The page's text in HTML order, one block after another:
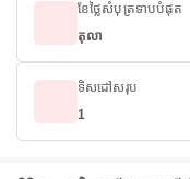
ខែថ្លៃសំបុត្រទាបបំផុត
តុលា
ទិសដៅសរុប
1